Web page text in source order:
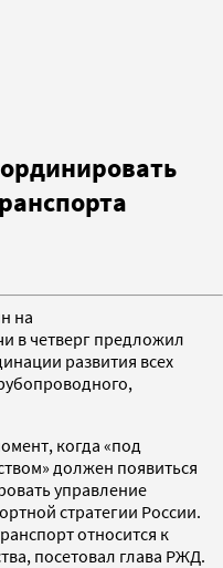
на
в четверг предложил
развития всех
когда «под
должен появиться
управление
стратегии России.
относится к
посетовал глава РЖД.